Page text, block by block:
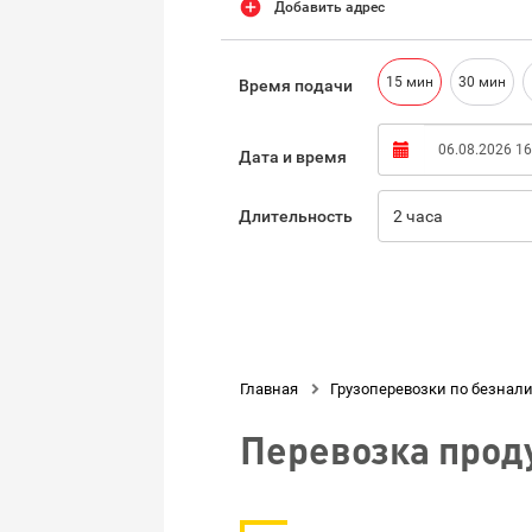
Добавить адрес
Время подачи 15 мин 30 мин
Дата и время
Длительность 2 часа
Главная  Грузоперевозки по
Перевозка